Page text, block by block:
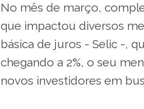
No mês de março,
que impactou diversos
básica de juros - Selic -,
chegando a 2%, o seu
novos investidores em